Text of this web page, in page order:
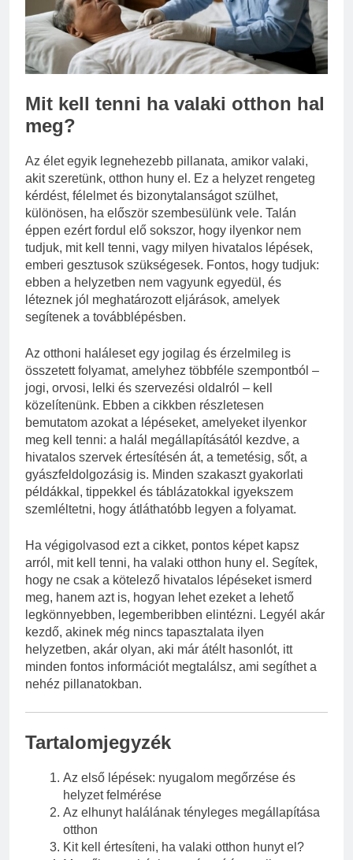
eredetiségvizsgálathoz?
3 Nap Ezelőtt
Mit kell tenni ha valaki otthon hal
meg?
Az élet egyik legnehezebb pillanata, amikor valaki,
akit szeretünk, otthon huny el. Ez a helyzet rengeteg
kérdést, félelmet és bizonytalanságot szülhet,
különösen, ha először szembesülünk vele. Talán
éppen ezért fordul elő sokszor, hogy ilyenkor nem
tudjuk, mit kell tenni, vagy milyen hivatalos lépések,
emberi gesztusok szükségesek. Fontos, hogy tudjuk:
ebben a helyzetben nem vagyunk egyedül, és
léteznek jól meghatározott eljárások, amelyek
segítenek a továbblépésben.
Az otthoni haláleset egy jogilag és érzelmileg is
összetett folyamat, amelyhez többféle szempontból –
jogi, orvosi, lelki és szervezési oldalról – kell
közelítenünk. Ebben a cikkben részletesen
bemutatom azokat a lépéseket, amelyeket ilyenkor
meg kell tenni: a halál megállapításától kezdve, a
hivatalos szervek értesítésén át, a temetésig, sőt, a
gyászfeldolgozásig is. Minden szakaszt gyakorlati
példákkal, tippekkel és táblázatokkal igyekszem
szemléltetni, hogy átláthatóbb legyen a folyamat.
Ha végigolvasod ezt a cikket, pontos képet kapsz
arról, mit kell tenni, ha valaki otthon huny el. Segítek,
hogy ne csak a kötelező hivatalos lépéseket ismerd
meg, hanem azt is, hogyan lehet ezeket a lehető
legkönnyebben, legemberibben elintézni. Legyél akár
kezdő, akinek még nincs tapasztalata ilyen
helyzetben, akár olyan, aki már átélt hasonlót, itt
minden fontos információt megtalálsz, ami segíthet a
nehéz pillanatokban.
Tartalomjegyzék
Az első lépések: nyugalom megőrzése és
helyzet felmérése
Az elhunyt halálának tényleges megállapítása
otthon
Kit kell értesíteni, ha valaki otthon hunyt el?